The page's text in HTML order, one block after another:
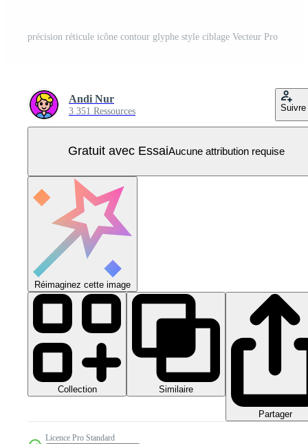
précision réticule icône contour glyphe style ciblage Vecteur Pro
Andi Nur
3 351 Ressources Suivre
Gratuit avec EssaiAucune attribution requise
Réimaginez cette image
Collection Similaire
Partager
Licence Pro Standard